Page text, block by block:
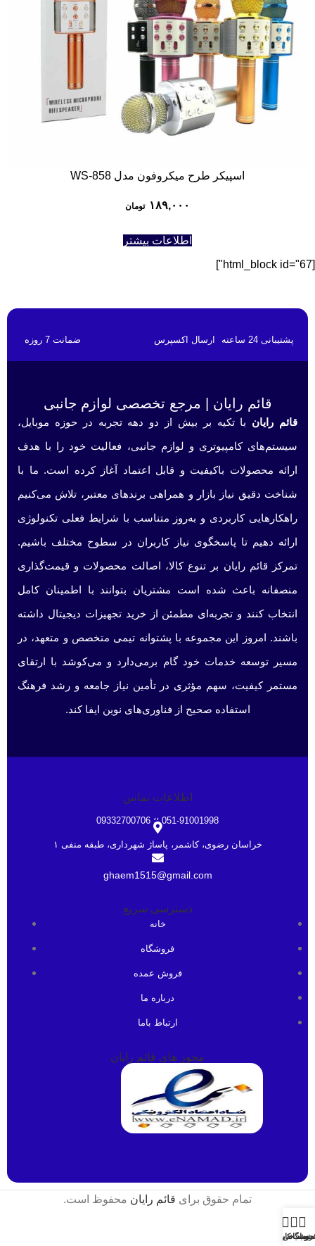
اسپیکر طرح میکروفون مدل WS-858
۱۸۹,۰۰۰ تومان
اطلاعات بیشتر
[html_block id="67"]
پشتیبانی 24 ساعته ارسال اکسپرس ضمانت 7 روزه
قائم رایان | مرجع تخصصی لوازم جانبی
قائم رایان با تکیه بر بیش از دو دهه تجربه در حوزه موبایل،
سیستم‌های کامپیوتری و لوازم جانبی، فعالیت خود را با هدف
ارائه محصولات باکیفیت و قابل اعتماد آغاز کرده است. ما با
شناخت دقیق نیاز بازار و همراهی برندهای معتبر، تلاش می‌کنیم
راهکارهایی کاربردی و به‌روز متناسب با شرایط فعلی تکنولوژی
ارائه دهیم تا پاسخگوی نیاز کاربران در سطوح مختلف باشیم.
تمرکز قائم رایان بر تنوع کالا، اصالت محصولات و قیمت‌گذاری
منصفانه باعث شده است مشتریان بتوانند با اطمینان کامل
انتخاب کنند و تجربه‌ای مطمئن از خرید تجهیزات دیجیتال داشته
باشند. امروز این مجموعه با پشتوانه تیمی متخصص و متعهد، در
مسیر توسعه خدمات خود گام برمی‌دارد و می‌کوشد با ارتقای
مستمر کیفیت، سهم مؤثری در تأمین نیاز جامعه و رشد فرهنگ
استفاده صحیح از فناوری‌های نوین ایفا کند.
اطلاعات تماس
051-91001998 ؛؛ 09332700706
خراسان رضوی، کاشمر، پاساژ شهرداری، طبقه منفی ۱
ghaem1515@gmail.com
دسترسی سریع
خانه
فروشگاه
فروش عمده
درباره ما
ارتباط باما
مجوز های قائم رایان
تمام حقوق برای قائم رایان محفوظ است.
منو
0
سبد خرید
حساب کاربری من